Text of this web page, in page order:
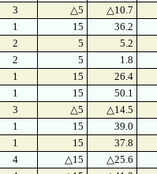
3 △5 △10.7
1 15 36.2
2 5 5.2
2 5 1.8
1 15 26.4
1 15 50.1
3 △5 △14.5
1 15 39.0
1 15 37.8
4 △15 △25.6